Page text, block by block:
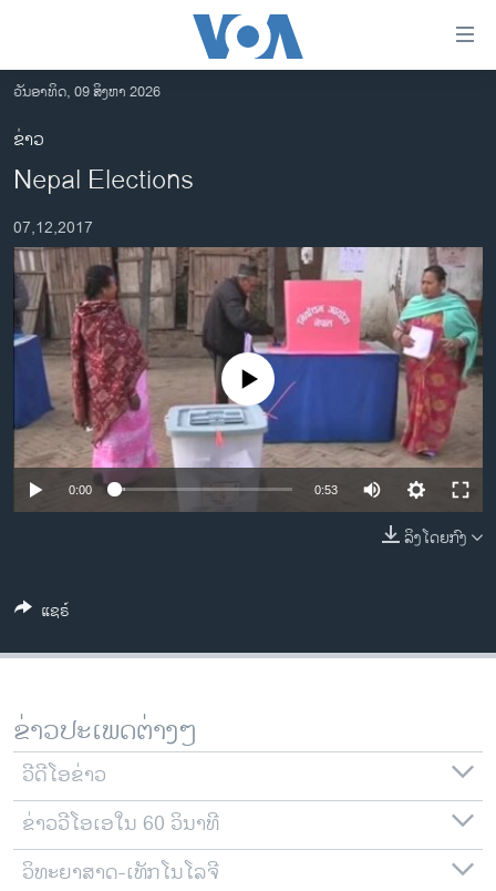
ເຂົ້າ
ຫາ
ຂ້າມ
ຂ້າມ
ໄປ
ຫາ
ຊອກ
ຄົ້ນ
ອາເມຣິກາ
ການເລືອກຕັ້ງ ປະທານາທີບໍດີ ສະຫະລັດ 2024
ຂ່າວ​ຈີນ
ໂລກ
ເອເຊຍ
ອິດສະຫຼະພາບດ້ານການຂ່າວ
ຊີວິດຊາວລາວ
ຊຸມຊົນຊາວລາວ
ວິທະຍາສາດ-ເທັກໂນໂລຈີ
ພາສາອັງກິດ
ລາຍການກະຈາຍສຽງ
ລາຍງານ
ຕິດຕາມພວກເຮົາ ທີ່
ພາສາຕ່າງໆ
ວັນອາທິດ, 09 ສິງຫາ 2026
ຂ່າວ
Nepal Elections
07,12,2017
No media source currently available
0:00 0:53
ລິງໂດຍກົງ
ແຊຣ໌
ຂ່າວປະເພດຕ່າງໆ
ວີດີໂອຂ່າວ
ຂ່າວວີໂອເອໃນ 60 ວິນາທີ
ວິທະຍາສາດ-ເທັກໂນໂລຈີ